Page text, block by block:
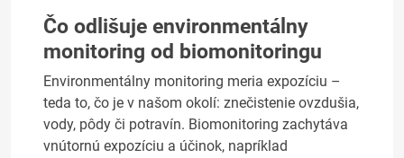
Čo odlišuje environmentálny
monitoring od biomonitoringu
Environmentálny monitoring meria expozíciu –
teda to, čo je v našom okolí: znečistenie ovzdušia,
vody, pôdy či potravín. Biomonitoring zachytáva
vnútornú expozíciu a účinok, napríklad